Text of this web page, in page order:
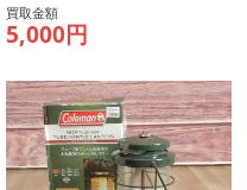
買取金額
5,000円